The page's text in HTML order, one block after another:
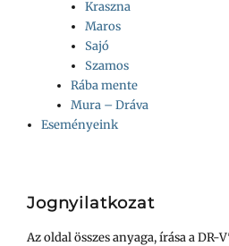
Kraszna
Maros
Sajó
Szamos
Rába mente
Mura – Dráva
Eseményeink
Jognyilatkozat
Az oldal összes anyaga, írása a DR-